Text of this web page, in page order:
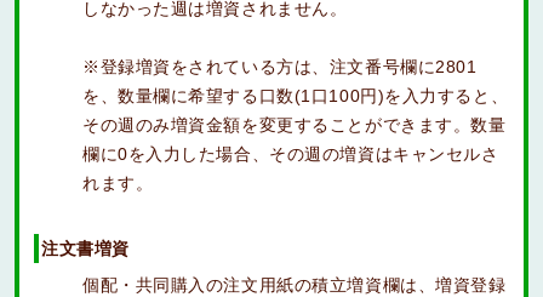
しなかった週は増資されません。
※登録増資をされている方は、注文番号欄に2801
を、数量欄に希望する口数(1口100円)を入力すると、
その週のみ増資金額を変更することができます。数量
欄に0を入力した場合、その週の増資はキャンセルさ
れます。
注文書増資
個配・共同購入の注文用紙の積立増資欄は、増資登録